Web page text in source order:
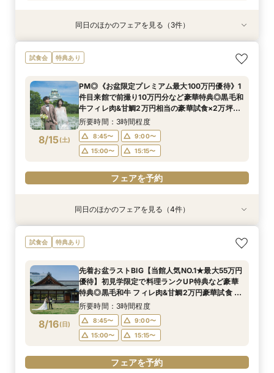
特典あり
8/14(金)
ガーデン挙式丸わかり◎2万坪の庭園満喫×オリ
ジナルウェディング庭園&会場見学×国産和牛
所要時間：3時間程度
8:45〜
9:00〜
15:00〜
15:15〜
フェアを予約
特典あり
8/14(金)
【料理重視の方へおすすめ】組数限定◆グラン
シェフ豊後昌幸が手掛ける黒毛和牛etc2万円相
所要時間：3時間程度
8:45〜
9:00〜
15:00〜
15:15〜
フェアを予約
特典あり
8/14(金)
【神社式相談フェア】提携有名神社紹介!AM来館
で本番さながらの披露宴体験 国産 和牛フィレ肉
分特典>
所要時間：3時間程度
8:45〜
9:00〜
15:00〜
15:15〜
フェアを予約
同日のほかのフェアを見る（3件）
試食会 特典あり
8/15(土)
PM◎《お盆限定プレミアム最大100万円優待》1
件目来館で前撮り10万円分など豪華特典◎黒毛和
牛フィレ肉&甘鯛2万円相当の豪華試食×2万坪の
庭園+迎賓館の見学ツアー
所要時間：3時間程度
8:45〜
9:00〜
15:00〜
15:15〜
フェアを予約
特典あり
8/15(土)
お盆プレミアム【神社式相談フェア】提携有名神
社紹介!AM来館で本番さながらの披露宴体験 国
で前撮り10万円分特典>
所要時間：3時間程度
8:45〜
9:00〜
15:00〜
15:15〜
フェアを予約
特典あり
8/15(土)
【東京開催/土日】東京サロンで《大阪迎賓館》
のご相談＆お打合せ！
9:00〜 15:00〜
フェアを予約
特典あり
8/15(土)
【料理重視の方へおすすめ】組数限定◆グラン
シェフ豊後昌幸が手掛ける黒毛和牛etc2万円相
所要時間：3時間程度
8:45〜
9:00〜
15:00〜
15:15〜
フェアを予約
特典あり
8/15(土)
ガーデン挙式丸わかり◎2万坪の庭園満喫×オリ
ジナルウェディング庭園&会場見学×国産和牛
所要時間：3時間程度
8:45〜
9:00〜
15:00〜
15:15〜
フェアを予約
同日のほかのフェアを見る（4件）
試食会 特典あり
8/16(日)
先着お盆ラストBIG【当館人気NO.1★最大55万円
優待】初見学限定で料理ランクUP特典など豪華
特典◎黒毛和牛 フィレ肉&甘鯛2万円豪華試食 非
公開茶室で和抹茶体験 庭園+迎賓館の見学ツアー
所要時間：3時間程度
8:45〜
9:00〜
15:00〜
15:15〜
フェアを予約